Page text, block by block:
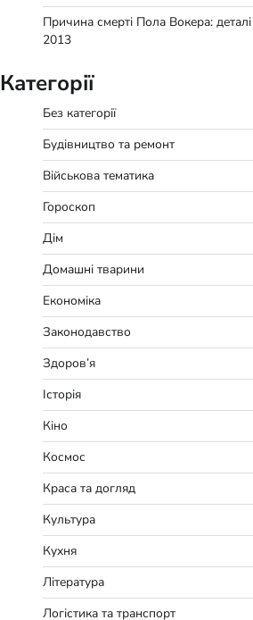
Причина смерті Пола Вокера:
2013
Категорії
Без категорії
Будівництво та ремонт
Військова тематика
Гороскоп
Дім
Домашні тварини
Економіка
Законодавство
Здоров’я
Історія
Кіно
Космос
Краса та догляд
Культура
Кухня
Література
Логістика та транспорт